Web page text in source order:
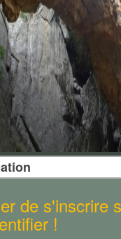
de s'inscrire
!